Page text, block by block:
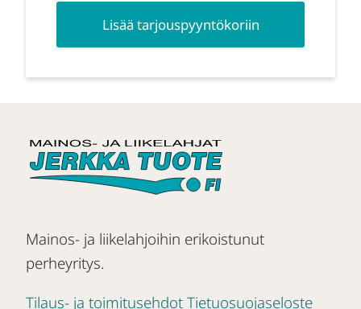
Lisää tarjouspyyntökoriin
Mainos- ja liikelahjoihin erikoistunut
perheyritys.
Tilaus- ja toimitusehdot Tietuosuojaseloste